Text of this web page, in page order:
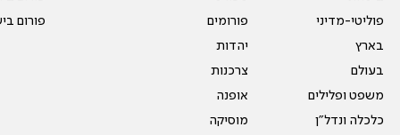
פוליטי-מדיני
בארץ
בעולם
משפט ופלילים
כלכלה ונדל"ן
פורומים
יהדות
צרכנות
אופנה
מוסיקה
פורום